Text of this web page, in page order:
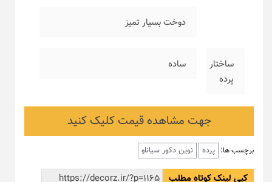
دوخت بسیار تمیز
ساختار
پرده
ساده
جهت مشاهده قیمت کلیک کنید
برچسب ها: پرده نوین دکور سیاناو
کپی لینک کوتاه مطلب